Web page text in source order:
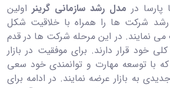
پارسا در مدل رشد سازمانی گرینر اولین
شرکت ها را همراه با خلاقیت شکل
می نمایند. در این مرحله شرکت ها در قدم
خود قرار دارند. برای موفقیت در بازار
با توسعه مهارت و توانمندی خود سعی
به بازار عرضه نمایند. در ادامه برای